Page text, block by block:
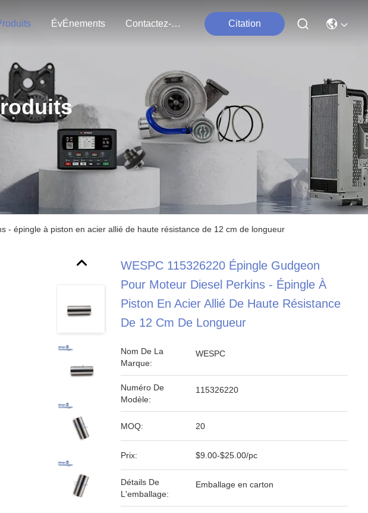
ÉvÉnements Contactez-Nous Citation
- épingle à piston en acier allié de haute résistance de 12 cm de longueur
WESPC 115326220 Épingle Gudgeon
Pour Moteur Diesel Perkins - Épingle À
Piston En Acier Allié De Haute Résistance
De 12 Cm De Longueur
Nom De La
Marque:
WESPC
Numéro De
Modèle:
115326220
MOQ: 20
Prix: $9.00-$25.00/pc
Détails De
L'emballage:
Emballage en carton